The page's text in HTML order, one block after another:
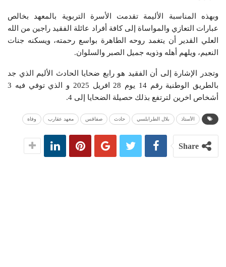
وبهذه المناسبة الأليمة تقدمت الأسرة التربوية بالمعهد بخالص
عبارات التعازي والمواساة إلى كافة أفراد عائلة الفقيد راجين من الله
العلي القدير أن يتغمد روحه الطاهرة بواسع رحمته، ويسكنه جنات
النعيم، ويلهم أهله وذويه جميل الصبر والسلوان.
وتجدر الإشارة إلى أن الفقيد هو رابع ضحايا الحادث الأليم الذي جد
بالطريق الوطنية رقم 14 يوم 28 افريل 2025 و الذي توفي فيه 3
أشخاص اخرين لترتفع بذلك حصيلة الضحايا إلى 4.
الأستاذ بلال الطرابلسي حادث صفاقس معهد عقارب وفاة
Share